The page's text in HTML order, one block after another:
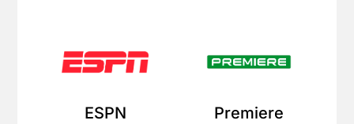
ESPN Premiere